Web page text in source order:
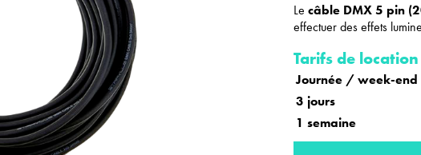
Le câble DMX 5 pin
effectuer des effets
Tarifs de location
Journée / week-end
3 jours
1 semaine